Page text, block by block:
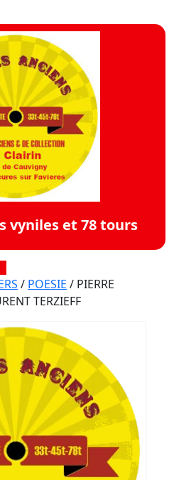
vyniles et 78 tours
/ POESIE / PIERRE
TERZIEFF